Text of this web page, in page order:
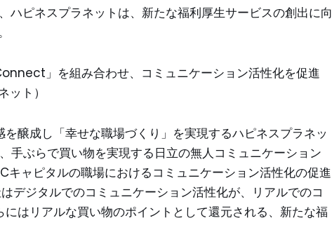
ハピネスプラネットは、新たな福利厚生サービスの創出に向
」を組み合わせ、コミュニケーション活性化を促進
ット）
醸成し「幸せな職場づくり」を実現するハピネスプラネッ
ぶらで買い物を実現する日立の無人コミュニケーション
キャピタルの職場におけるコミュニケーション活性化の促進
デジタルでのコミュニケーション活性化が、リアルでのコ
はリアルな買い物のポイントとして還元される、新たな福